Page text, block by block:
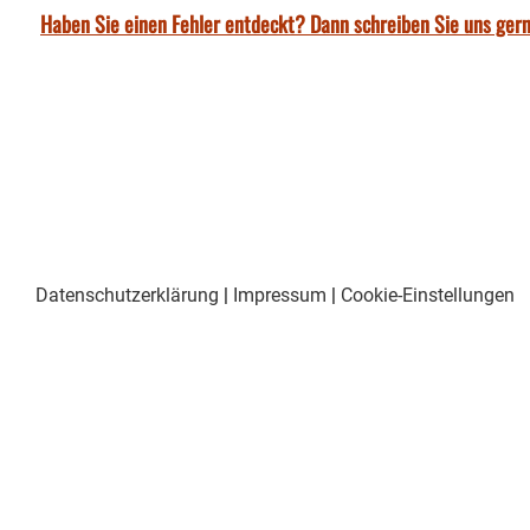
Haben Sie einen Fehler entdeckt? Dann schreiben Sie uns
Datenschutzerklärung | Impressum | Cookie-Einstellungen